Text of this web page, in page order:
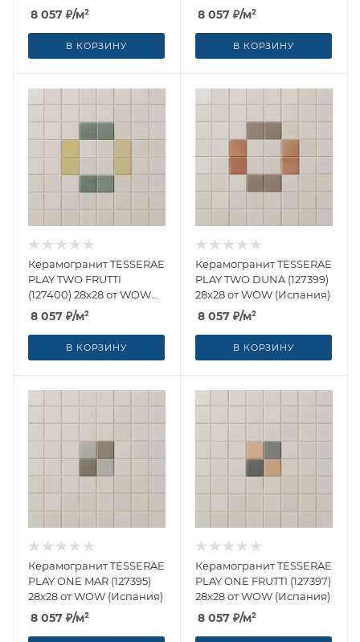
8 057 ₽/м²
В КОРЗИНУ
8 057 ₽/м²
В КОРЗИНУ
Керамогранит TESSERAE
PLAY TWO FRUTTI
(127400) 28x28 от WOW
(Испания)
8 057 ₽/м²
В КОРЗИНУ
Керамогранит TESSERAE
PLAY TWO DUNA (127399)
28x28 от WOW (Испания)
8 057 ₽/м²
В КОРЗИНУ
Керамогранит TESSERAE
PLAY ONE MAR (127395)
28x28 от WOW (Испания)
8 057 ₽/м²
Керамогранит TESSERAE
PLAY ONE FRUTTI (127397)
28x28 от WOW (Испания)
8 057 ₽/м²